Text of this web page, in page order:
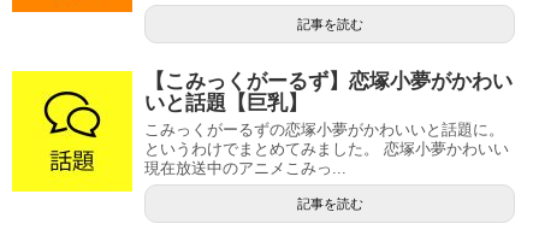
記事を読む
【こみっくがーるず】恋塚小夢がかわい
いと話題【巨乳】
こみっくがーるずの恋塚小夢がかわいいと話題に。
というわけでまとめてみました。 恋塚小夢かわいい
現在放送中のアニメこみっ...
記事を読む